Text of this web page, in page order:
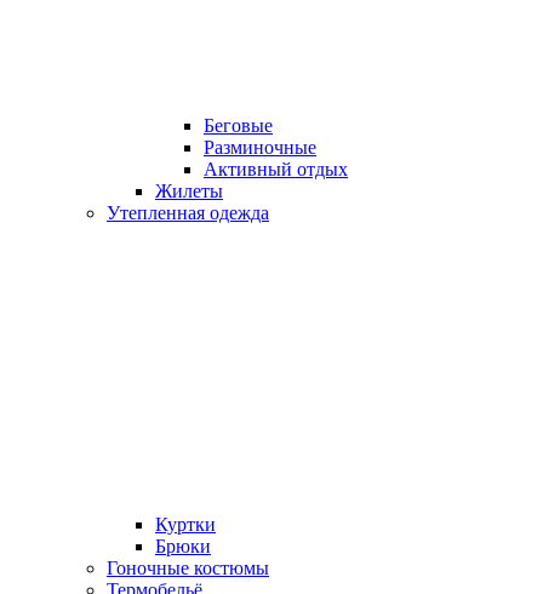
Беговые
Разминочные
Активный отдых
Жилеты
Утепленная одежда
Куртки
Брюки
Гоночные костюмы
Термобельё